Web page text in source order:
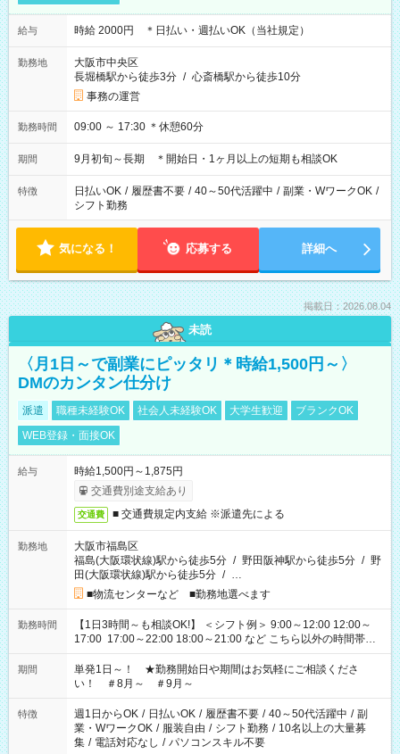
給与 時給 2000円 ＊日払い・週払いOK（当社規定）
勤務地
大阪市中央区
長堀橋駅から徒歩3分 / 心斎橋駅から徒歩10分
事務の運営
勤務時間 09:00 ～ 17:30 ＊休憩60分
期間 9月初旬～長期 ＊開始日・1ヶ月以上の短期も相談OK
特徴 日払いOK / 履歴書不要 / 40～50代活躍中 / 副業・WワークOK /
シフト勤務
気になる！ 応募する 詳細へ
掲載日：2026.08.04
未読
〈月1日～で副業にピッタリ＊時給1,500円～〉
DMのカンタン仕分け
派遣 職種未経験OK 社会人未経験OK 大学生歓迎
ブランクOK
WEB登録・面接OK
給与
時給1,500円～1,875円
交通費別途支給あり
交通費 ■ 交通費規定内支給 ※派遣先による
勤務地
大阪市福島区
福島(大阪環状線)駅から徒歩5分 / 野田阪神駅から徒歩5分 / 野
田(大阪環状線)駅から徒歩5分 / …
■物流センターなど ■勤務地選べます
勤務時間
【1日3時間～も相談OK!】 ＜シフト例＞ 9:00～12:00 12:00～
17:00 17:00～22:00 18:00～21:00 など こちら以外の時間帯も
お気軽にご相談ください！
期間
単発1日～！ ★勤務開始日や期間はお気軽にご相談くださ
い！ ＃8月～ ＃9月～
特徴 週1日からOK / 日払いOK / 履歴書不要 / 40～50代活躍中 / 副
業・WワークOK / 服装自由 / シフト勤務 / 10名以上の大量募
集 / 電話対応なし / パソコンスキル不要